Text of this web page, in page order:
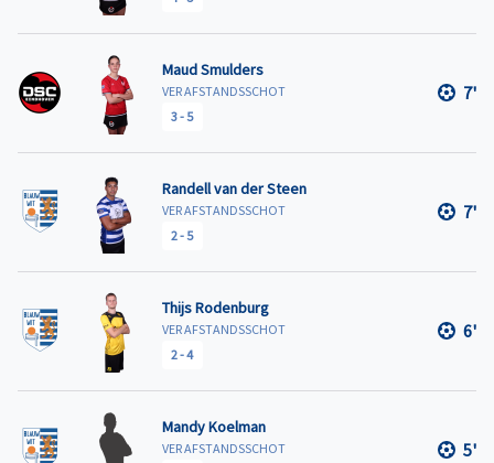
Maud Smulders
VER AFSTANDSSCHOT
3-5
7'
Randell van der Steen
VER AFSTANDSSCHOT
2-5
7'
Thijs Rodenburg
VER AFSTANDSSCHOT
2-4
6'
Mandy Koelman
VER AFSTANDSSCHOT
5'